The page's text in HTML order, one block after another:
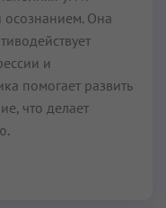
осознанием. Она
и
помогает развить
что делает